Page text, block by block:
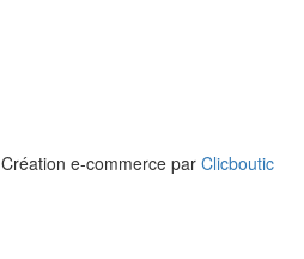
Création e-commerce par Clicboutic